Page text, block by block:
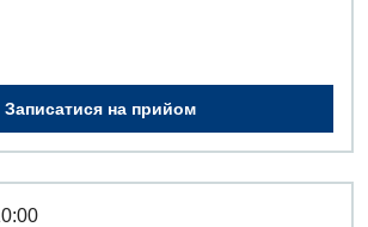
Записатися на прийом